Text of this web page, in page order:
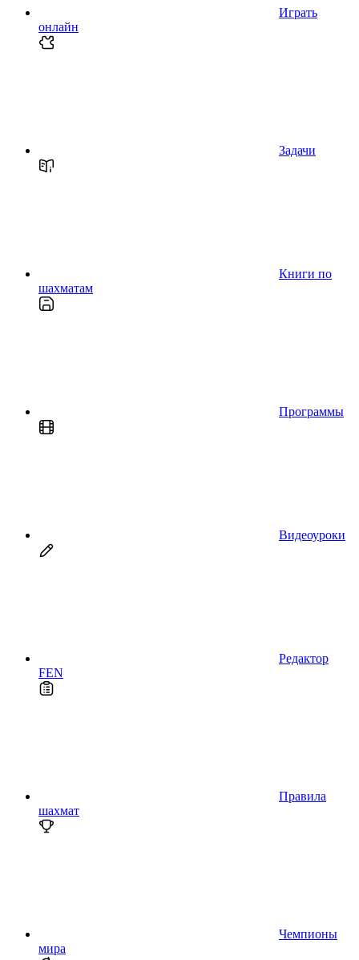
Играть
онлайн
Задачи
Книги по
шахматам
Программы
Видеоуроки
Редактор
FEN
Правила
шахмат
Чемпионы
мира